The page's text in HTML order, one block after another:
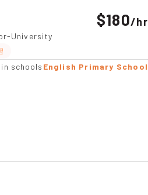
University
$180/hr
schools English Primary School